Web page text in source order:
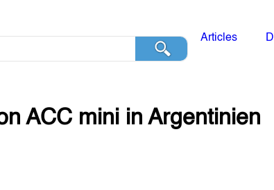
Articles
ACC mini inArgentinien